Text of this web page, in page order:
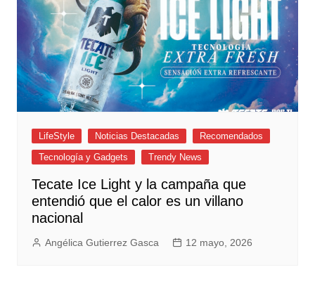
LifeStyle Noticias Destacadas
Recomendados
Tecnología y Gadgets
Trendy News
Tecate Ice Light y la campaña que
entendió que el calor es un villano
nacional
Angélica Gutierrez Gasca 12 mayo, 2026